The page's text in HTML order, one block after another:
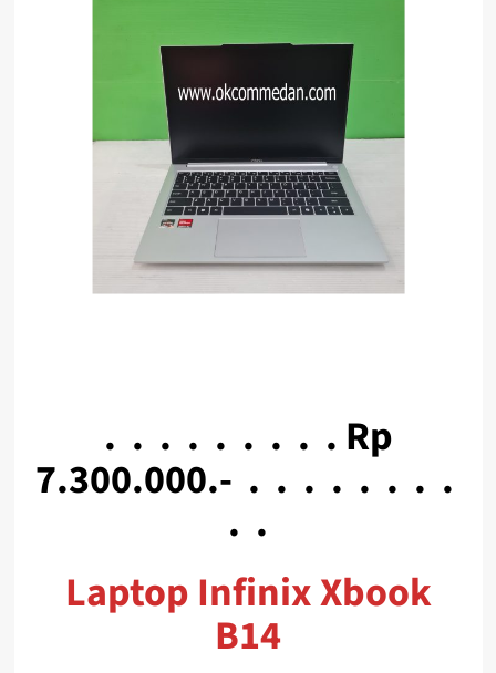
. . . . . . . . . Rp
7.300.000.- . . . . . . . .
. .
Laptop Infinix Xbook
B14